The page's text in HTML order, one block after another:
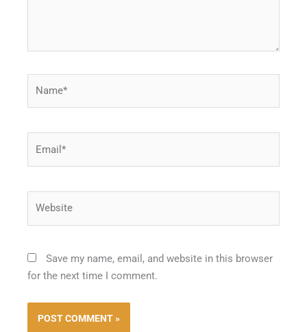
Save my name, email, and website in this browser
for the next time I comment.